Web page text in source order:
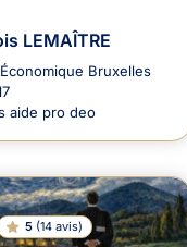
LEMAÎTRE
Bruxelles
aide pro deo
5 (14 avis)